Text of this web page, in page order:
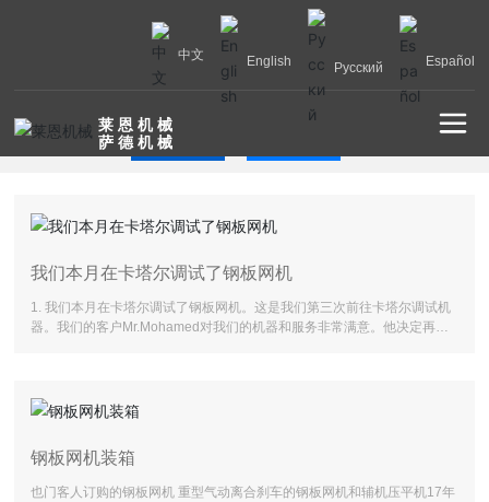
莱 恩 机 械
萨 德 机 械
中文 English Русский Español
公司新闻
我们本月在卡塔尔调试了钢板网机
1. 我们本月在卡塔尔调试了钢板网机。这是我们第三次前往卡塔尔调试机
器。我们的客户Mr.Mohamed对我们的机器和服务非常满意。他决定再次
同进步。
钢板网机装箱
也门客人订购的钢板网机 重型气动离合刹车的钢板网机和辅机压平机17年